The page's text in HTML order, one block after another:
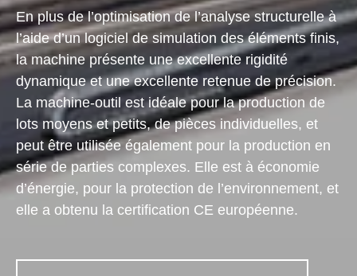
En plus de l’optimisation de l’analyse structurelle à
l’aide d’un logiciel de simulation des éléments finis,
la machine présente une excellente rigidité
dynamique et une excellente retenue de précision.
La machine-outil est idéale pour la production de
lots moyens et petits, de pièces individuelles, et
peut être utilisée également pour la production en
série de parties complexes. Elle est à économie
d’énergie, pour la protection de l’environnement, et
elle a obtenu la certification CE européenne.